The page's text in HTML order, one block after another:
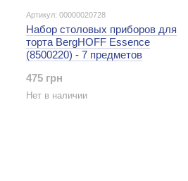
Артикул: 00000020728
Набор столовых приборов для
торта BergHOFF Essence
(8500220) - 7 предметов
475 грн
Нет в наличии